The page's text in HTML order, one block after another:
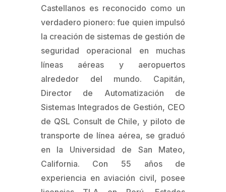
Castellanos es reconocido como un
verdadero pionero: fue quien impulsó
la creación de sistemas de gestión de
seguridad operacional en muchas
líneas aéreas y aeropuertos
alrededor del mundo. Capitán,
Director de Automatización de
Sistemas Integrados de Gestión, CEO
de QSL Consult de Chile, y piloto de
transporte de línea aérea, se graduó
en la Universidad de San Mateo,
California. Con 55 años de
experiencia en aviación civil, posee